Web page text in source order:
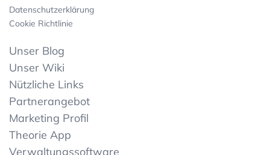
Datenschutzerklärung
Cookie Richtlinie
Unser Blog
Unser Wiki
Nützliche Links
Partnerangebot
Marketing Profil
Theorie App
Verwaltungssoftware